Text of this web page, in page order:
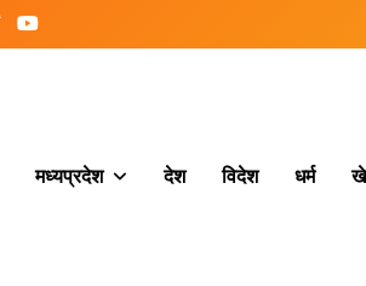
मध्यप्रदेश देश विदेश धर्म